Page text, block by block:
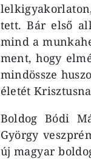
tett. Bár első
mind a
ment, hogy
mindössze
életét
Boldog Bódi
György
új magyar